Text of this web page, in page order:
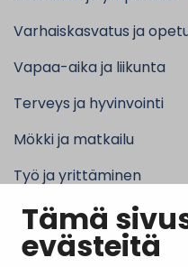
Tämä
evästeitä
Varhaiskasvatus ja
Vapaa-aika ja liikunta
Terveys ja hyvinvointi
Mökki ja matkailu
Työ ja yrittäminen
Kunta ja hallinto